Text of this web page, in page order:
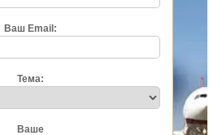
Ваш Email:
Тема:
Ваше